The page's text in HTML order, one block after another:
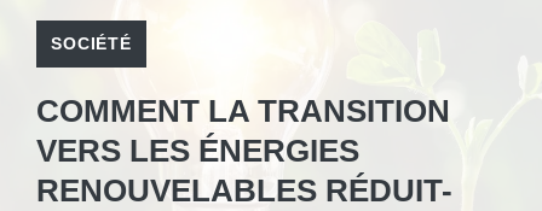
SOCIÉTÉ
COMMENT LA TRANSITION
VERS LES ÉNERGIES
RENOUVELABLES RÉDUIT-